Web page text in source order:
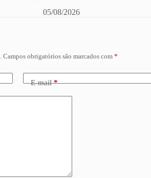
05/08/2026
Campos obrigatórios são marcados com *
E-mail*